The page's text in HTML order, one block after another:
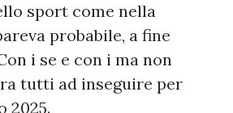
sport come nella
probabile, a fine
i se e con i ma non
tutti ad inseguire per
2025.